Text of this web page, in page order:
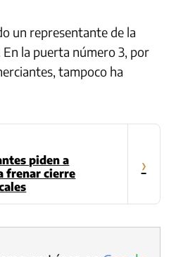
un representante de la
la puerta número 3, por
tampoco ha
piden a
frenar cierre
›